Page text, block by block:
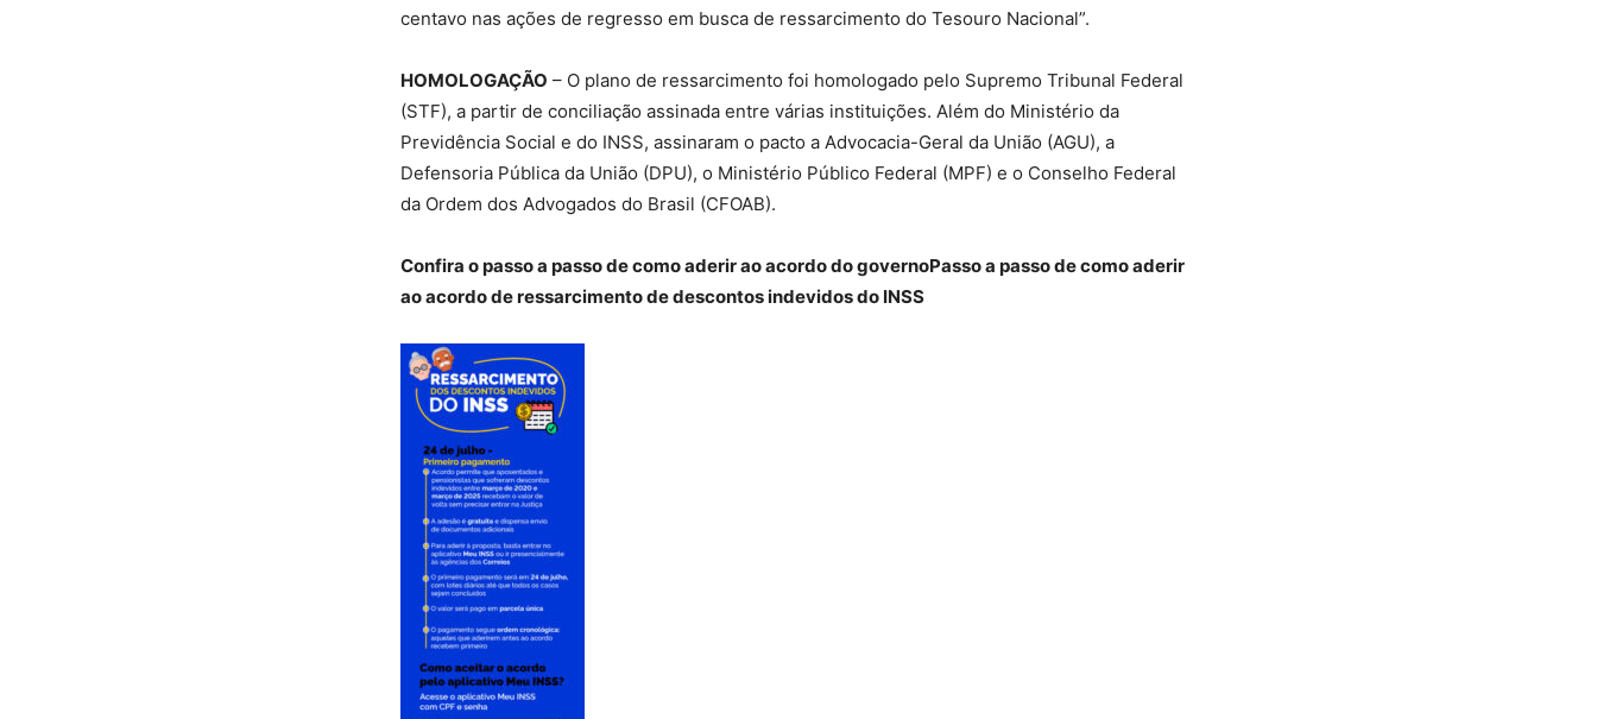
centavo nas ações de regresso em busca de ressarcimento do Tesouro Nacional”.
HOMOLOGAÇÃO – O plano de ressarcimento foi homologado pelo Supremo Tribunal Federal
(STF), a partir de conciliação assinada entre várias instituições. Além do Ministério da
Previdência Social e do INSS, assinaram o pacto a Advocacia-Geral da União (AGU), a
Defensoria Pública da União (DPU), o Ministério Público Federal (MPF) e o Conselho Federal
da Ordem dos Advogados do Brasil (CFOAB).
Confira o passo a passo de como aderir ao acordo do governoPasso a passo de como aderir
ao acordo de ressarcimento de descontos indevidos do INSS